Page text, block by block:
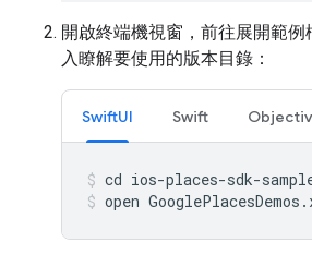
開啟終端機視窗，前往展開範
入瞭解要使用的版本目錄：
SwiftUI Swift
open